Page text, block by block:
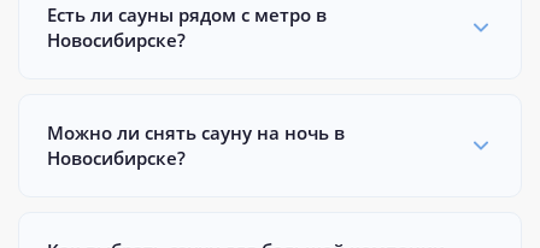
Есть ли сауны рядом с метро в
Новосибирске?
Можно ли снять сауну на ночь в
Новосибирске?